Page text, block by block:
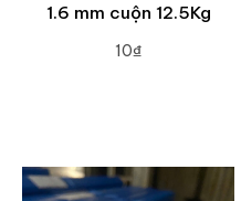
1.6 mm cuộn 12.5Kg
10₫